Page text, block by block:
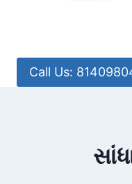
Call Us: